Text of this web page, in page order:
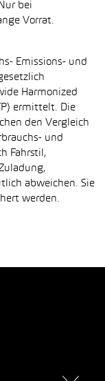
bei
Vorrat.
Emissions- und
Harmonized
ermittelt. Die
den Vergleich
und
Fahrstil,
abweichen. Sie
werden.